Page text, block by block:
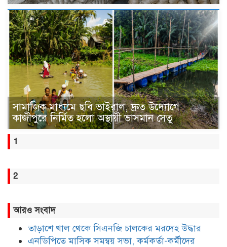
সামাজিক মাধ্যমে ছবি ভাইরাল, দ্রুত উদ্যোগে
কাজীপুরে নির্মিত হলো অস্থায়ী ভাসমান সেতু
1
2
আরও সংবাদ
তাড়াশে খাল থেকে সিএনজি চালকের মরদেহ উদ্ধার
এনডিপিতে মাসিক সমন্বয় সভা, কর্মকর্তা-কর্মীদের